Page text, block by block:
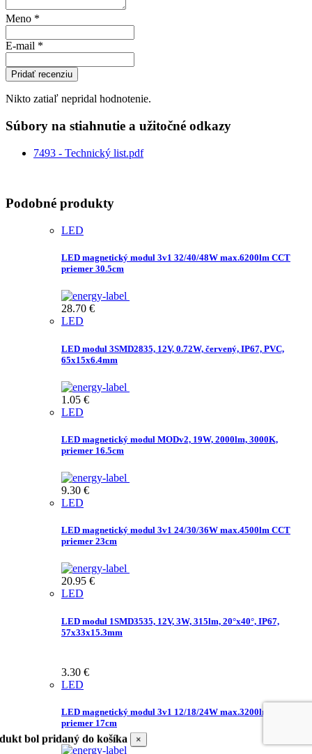
Meno *
E-mail *
Pridať recenziu
Nikto zatiaľ nepridal hodnotenie.
Súbory na stiahnutie a užitočné odkazy
7493 - Technický list.pdf
Podobné produkty
LED
LED magnetický modul 3v1 32/40/48W max.6200lm CCT
priemer 30.5cm
28.70 €
LED
LED modul 3SMD2835, 12V, 0.72W, červený, IP67, PVC,
65x15x6.4mm
1.05 €
LED
LED magnetický modul MODv2, 19W, 2000lm, 3000K,
priemer 16.5cm
9.30 €
LED
LED magnetický modul 3v1 24/30/36W max.4500lm CCT
priemer 23cm
20.95 €
LED
LED modul 1SMD3535, 12V, 3W, 315lm, 20°x40°, IP67,
57x33x15.3mm
3.30 €
LED
LED magnetický modul 3v1 12/18/24W max.3200lm CCT
priemer 17cm
bol pridaný do košíka ×